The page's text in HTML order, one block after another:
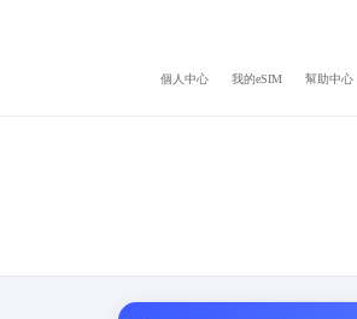
個人中心 我的eSIM 幫助中心